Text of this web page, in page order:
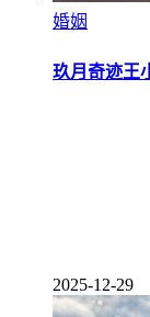
婚姻
玖月奇迹王
2025-12-29